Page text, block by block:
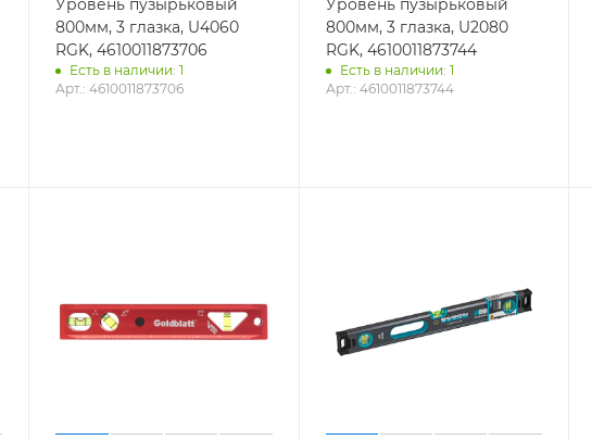
Уровень пузырьковый
800мм, 3 глазка, U4060
RGK, 4610011873706
Есть в наличии: 1
Арт.: 4610011873706
Уровень пузырьковый
800мм, 3 глазка, U2080
RGK, 4610011873744
Есть в наличии: 1
Арт.: 4610011873744